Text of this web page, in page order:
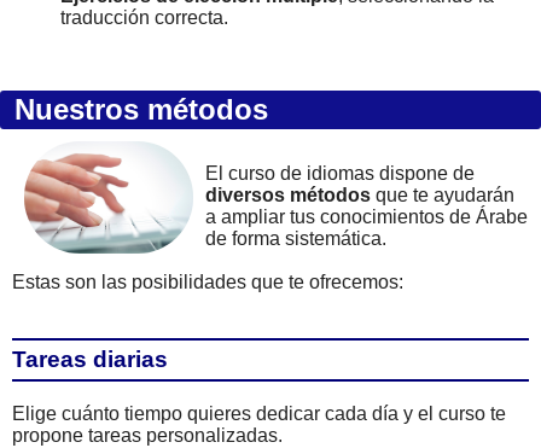
traducción correcta.
Nuestros métodos
El curso de idiomas dispone de
diversos métodos que te ayudarán
a ampliar tus conocimientos de Árabe
de forma sistemática.
Estas son las posibilidades que te ofrecemos:
Tareas diarias
Elige cuánto tiempo quieres dedicar cada día y el curso te
propone tareas personalizadas.